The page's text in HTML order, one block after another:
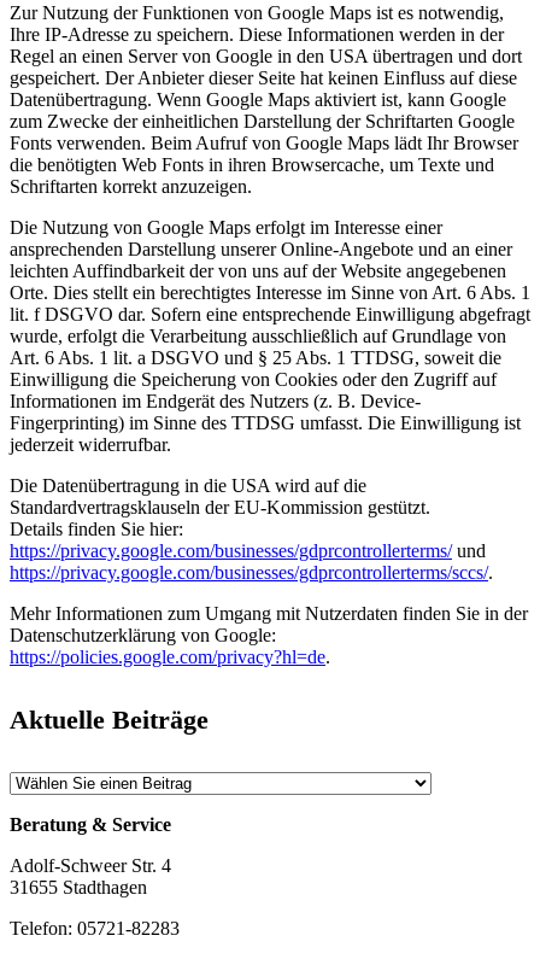
Zur Nutzung der Funktionen von Google Maps ist es notwendig,
Ihre IP-Adresse zu speichern. Diese Informationen werden in der
Regel an einen Server von Google in den USA übertragen und dort
gespeichert. Der Anbieter dieser Seite hat keinen Einfluss auf diese
Datenübertragung. Wenn Google Maps aktiviert ist, kann Google
zum Zwecke der einheitlichen Darstellung der Schriftarten Google
Fonts verwenden. Beim Aufruf von Google Maps lädt Ihr Browser
die benötigten Web Fonts in ihren Browsercache, um Texte und
Schriftarten korrekt anzuzeigen.
Die Nutzung von Google Maps erfolgt im Interesse einer
ansprechenden Darstellung unserer Online-Angebote und an einer
leichten Auffindbarkeit der von uns auf der Website angegebenen
Orte. Dies stellt ein berechtigtes Interesse im Sinne von Art. 6 Abs. 1
lit. f DSGVO dar. Sofern eine entsprechende Einwilligung abgefragt
wurde, erfolgt die Verarbeitung ausschließlich auf Grundlage von
Art. 6 Abs. 1 lit. a DSGVO und § 25 Abs. 1 TTDSG, soweit die
Einwilligung die Speicherung von Cookies oder den Zugriff auf
Informationen im Endgerät des Nutzers (z. B. Device-
Fingerprinting) im Sinne des TTDSG umfasst. Die Einwilligung ist
jederzeit widerrufbar.
Die Datenübertragung in die USA wird auf die
Standardvertragsklauseln der EU-Kommission gestützt.
Details finden Sie hier:
https://privacy.google.com/businesses/gdprcontrollerterms/und
https://privacy.google.com/businesses/gdprcontrollerterms/sccs/.
Mehr Informationen zum Umgang mit Nutzerdaten finden Sie in der
Datenschutzerklärung von Google:
https://policies.google.com/privacy?hl=de.
Aktuelle Beiträge
Beratung & Service
Adolf-Schweer Str. 4
31655 Stadthagen
Telefon: 05721-82283